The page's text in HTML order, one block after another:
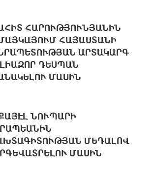
ՀԱՐՈՒԹՅՈՒՆՅԱՆԻՆ
ՀԱՅԱՍՏԱՆԻ
ԱՐՏԱԿԱՐԳ
ԴԵՍՊԱՆ
ՄԱՍԻՆ
ՆՈՒՊԱՐԻ
ՄԵԴԱԼՈՎ
ՄԱՍԻՆ